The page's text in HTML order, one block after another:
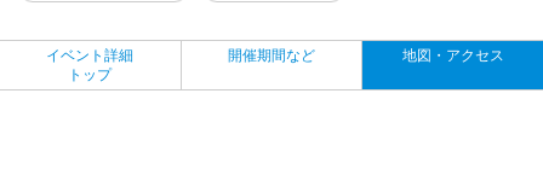
イベント詳細
トップ
開催期間など 地図・アクセス